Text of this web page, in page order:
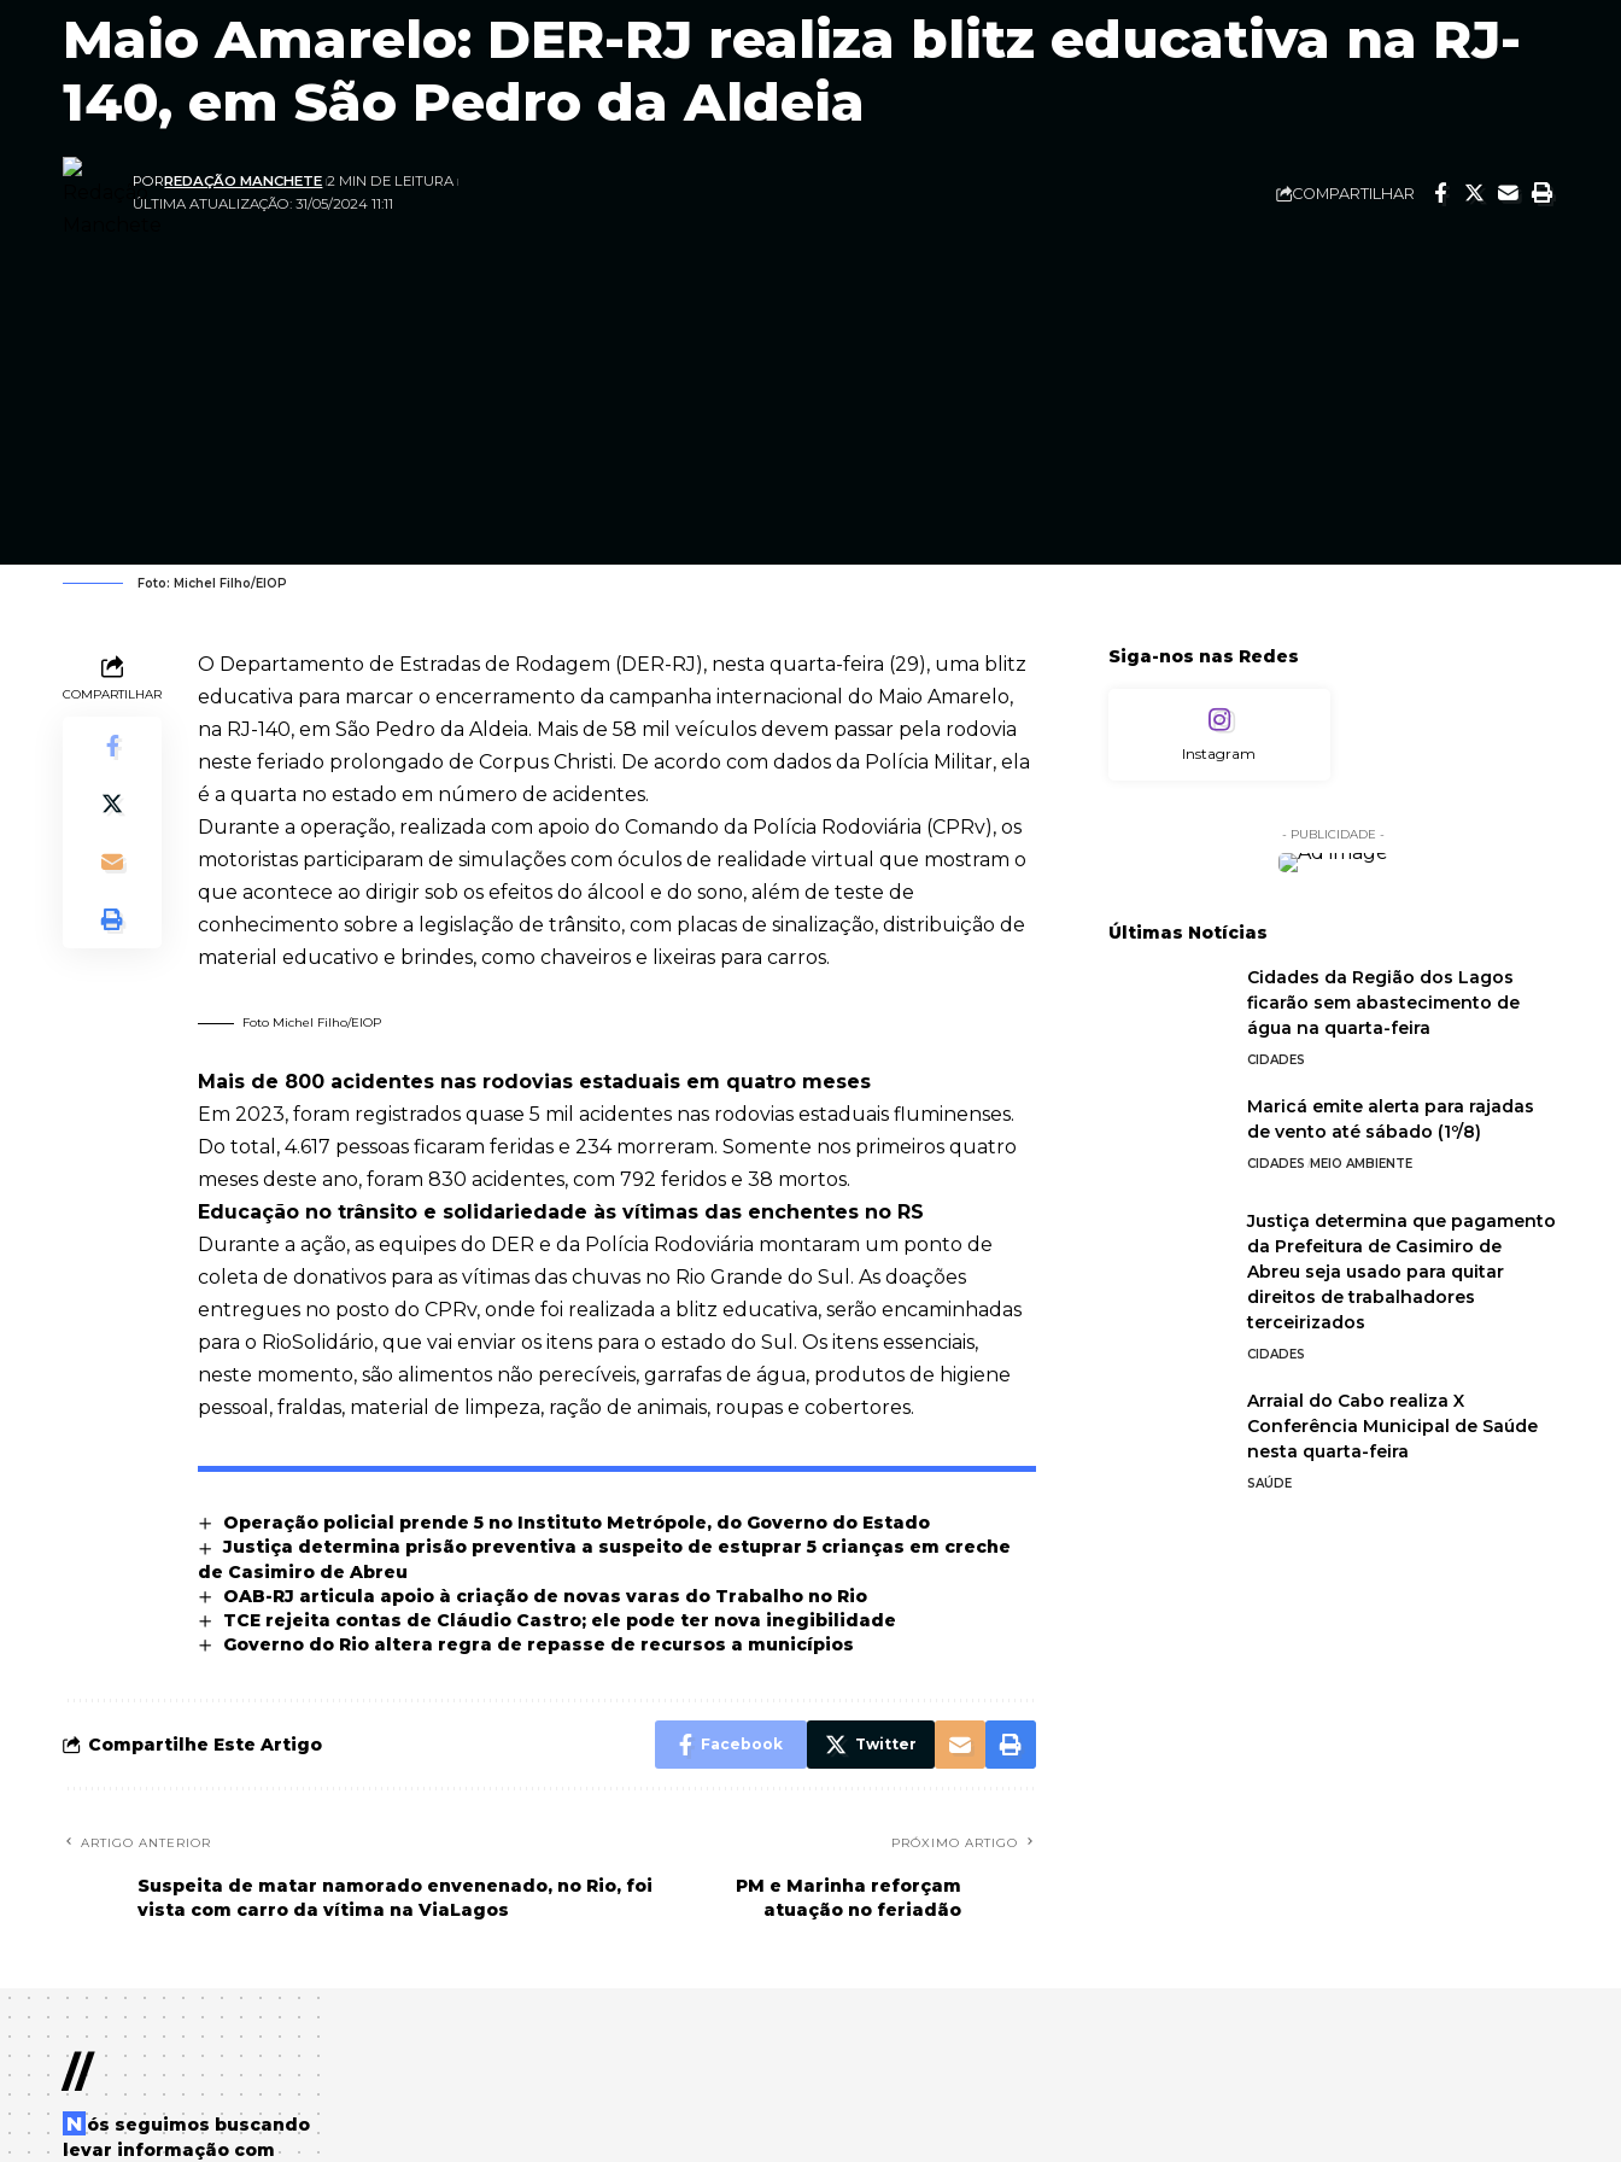
Maio Amarelo: DER-RJ realiza blitz educativa na RJ-
140, em São Pedro da Aldeia
ÚLTIMA ATUALIZAÇÃO: 31/05/2024 11:11
PORREDAÇÃO MANCHETE 2 MIN DE LEITURA
COMPARTILHAR
Foto: Michel Filho/EIOP
COMPARTILHAR
O Departamento de Estradas de Rodagem (DER-RJ), nesta quarta-feira (29), uma blitz
educativa para marcar o encerramento da campanha internacional do Maio Amarelo,
na RJ-140, em São Pedro da Aldeia. Mais de 58 mil veículos devem passar pela rodovia
neste feriado prolongado de Corpus Christi. De acordo com dados da Polícia Militar, ela
é a quarta no estado em número de acidentes.
Durante a operação, realizada com apoio do Comando da Polícia Rodoviária (CPRv), os
motoristas participaram de simulações com óculos de realidade virtual que mostram o
que acontece ao dirigir sob os efeitos do álcool e do sono, além de teste de
conhecimento sobre a legislação de trânsito, com placas de sinalização, distribuição de
material educativo e brindes, como chaveiros e lixeiras para carros.
Foto Michel Filho/EIOP
Mais de 800 acidentes nas rodovias estaduais em quatro meses
Em 2023, foram registrados quase 5 mil acidentes nas rodovias estaduais fluminenses.
Do total, 4.617 pessoas ficaram feridas e 234 morreram. Somente nos primeiros quatro
meses deste ano, foram 830 acidentes, com 792 feridos e 38 mortos.
Educação no trânsito e solidariedade às vítimas das enchentes no RS
Durante a ação, as equipes do DER e da Polícia Rodoviária montaram um ponto de
coleta de donativos para as vítimas das chuvas no Rio Grande do Sul. As doações
entregues no posto do CPRv, onde foi realizada a blitz educativa, serão encaminhadas
para o RioSolidário, que vai enviar os itens para o estado do Sul. Os itens essenciais,
neste momento, são alimentos não perecíveis, garrafas de água, produtos de higiene
pessoal, fraldas, material de limpeza, ração de animais, roupas e cobertores.
Operação policial prende 5 no Instituto Metrópole, do Governo do Estado
Justiça determina prisão preventiva a suspeito de estuprar 5 crianças em creche
de Casimiro de Abreu
OAB-RJ articula apoio à criação de novas varas do Trabalho no Rio
TCE rejeita contas de Cláudio Castro; ele pode ter nova inegibilidade
Governo do Rio altera regra de repasse de recursos a municípios
Compartilhe Este Artigo Facebook Twitter
ARTIGO ANTERIOR
Suspeita de matar namorado envenenado, no Rio, foi
vista com carro da vítima na ViaLagos
PRÓXIMO ARTIGO
PM e Marinha reforçam
atuação no feriadão
Siga-nos nas Redes
Instagram
- PUBLICIDADE -
Últimas Notícias
Cidades da Região dos Lagos
ficarão sem abastecimento de
água na quarta-feira
CIDADES
Maricá emite alerta para rajadas
de vento até sábado (1º/8)
CIDADES MEIO AMBIENTE
Justiça determina que pagamento
da Prefeitura de Casimiro de
Abreu seja usado para quitar
direitos de trabalhadores
terceirizados
CIDADES
Arraial do Cabo realiza X
Conferência Municipal de Saúde
nesta quarta-feira
SAÚDE
//
Nós seguimos buscando
levar informação com